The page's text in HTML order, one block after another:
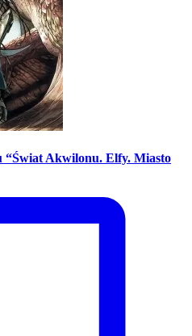
“Świat Akwilonu. Elfy. Miasto